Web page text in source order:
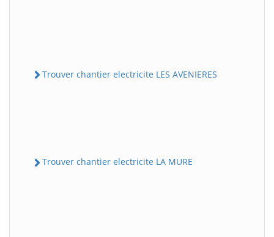
Trouver chantier electricite LES AVENIERES
Trouver chantier electricite LA MURE